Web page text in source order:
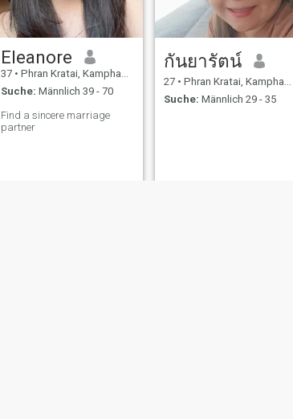
Eleanore
37 • Phran Kratai, Kamphaeng Phet, Thailand
Suche: Männlich 39 - 70
Find a sincere marriage
partner
กันยารัตน์
27 • Phran Kratai, Kamphaeng Phet, Thailand
Suche: Männlich 29 - 35